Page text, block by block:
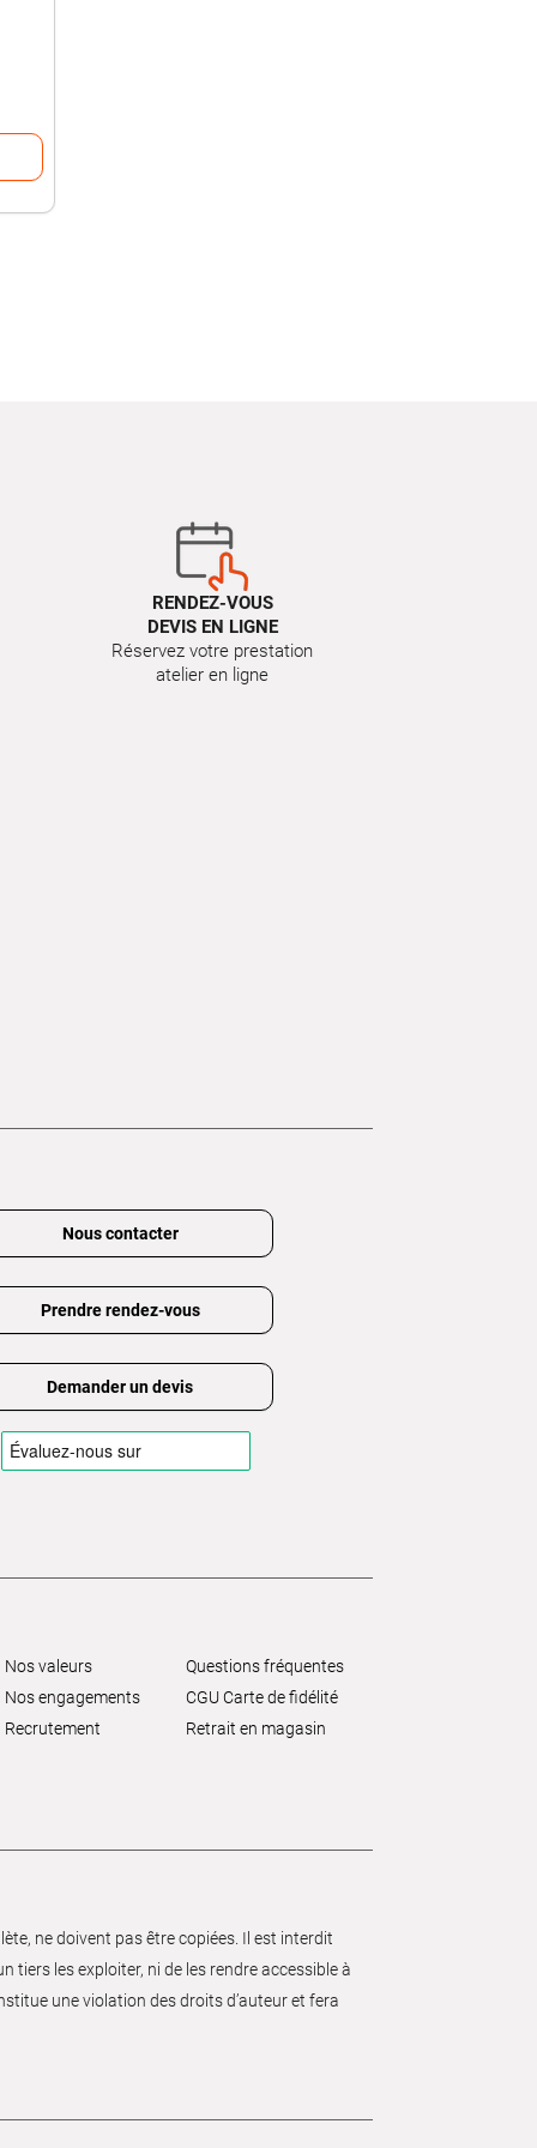
RENDEZ-VOUS
DEVIS EN LIGNE
Réservez votre prestation
atelier en ligne
Nous contacter
Prendre rendez-vous
Demander un devis
Nos valeurs
Nos engagements
Recrutement
Questions fréquentes
CGU Carte de fidélité
Retrait en magasin
ne doivent pas être copiées. Il est interdit
tiers les exploiter, ni de les rendre accessible à
une violation des droits d’auteur et fera